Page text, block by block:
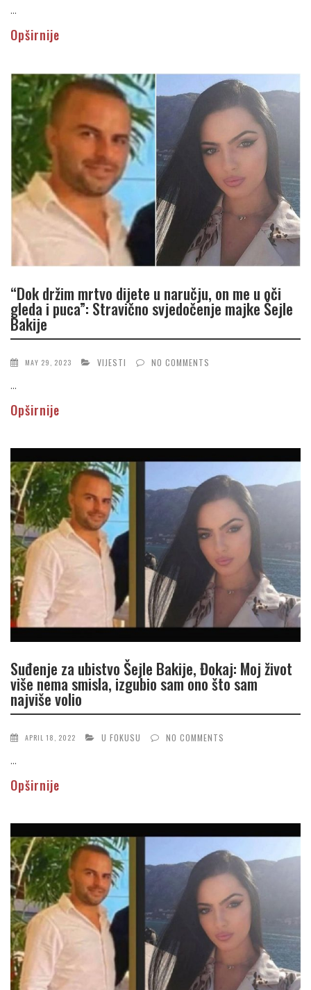
...
Opširnije
“Dok držim mrtvo dijete u naručju, on me u oči
gleda i puca”: Stravično svjedočenje majke Šejle
Bakije
MAY 29, 2023 VIJESTI NO COMMENTS
...
Opširnije
Suđenje za ubistvo Šejle Bakije, Đokaj: Moj život
više nema smisla, izgubio sam ono što sam
najviše volio
APRIL 18, 2022 U FOKUSU NO COMMENTS
...
Opširnije